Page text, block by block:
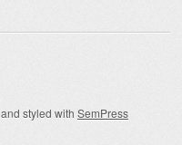
and styled with SemPress